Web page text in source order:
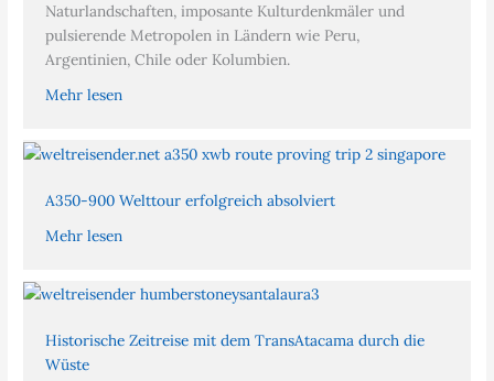
Naturlandschaften, imposante Kulturdenkmäler und
pulsierende Metropolen in Ländern wie Peru,
Argentinien, Chile oder Kolumbien.
Mehr lesen
A350-900 Welttour erfolgreich absolviert
Mehr lesen
Historische Zeitreise mit dem TransAtacama durch die
Wüste